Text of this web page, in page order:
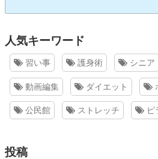
人気キーワード
習い事 護身術 シニア
動画編集 ダイエット
公民館 ストレッチ ピ
投稿